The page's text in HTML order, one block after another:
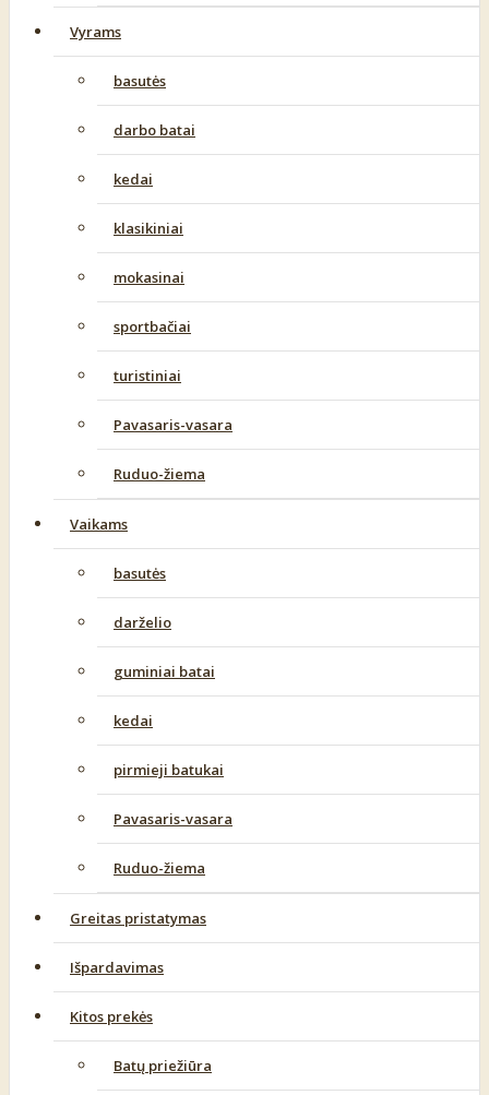
Vyrams
basutės
darbo batai
kedai
klasikiniai
mokasinai
sportbačiai
turistiniai
Pavasaris-vasara
Ruduo-žiema
Vaikams
basutės
darželio
guminiai batai
kedai
pirmieji batukai
Pavasaris-vasara
Ruduo-žiema
Greitas pristatymas
Išpardavimas
Kitos prekės
Batų priežiūra